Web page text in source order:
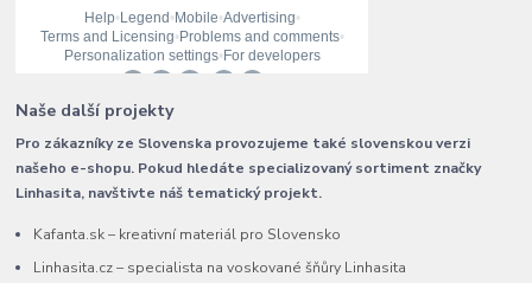
Naše další projekty
Pro zákazníky ze Slovenska provozujeme také slovenskou verzi
našeho e-shopu. Pokud hledáte specializovaný sortiment značky
Linhasita, navštivte náš tematický projekt.
Kafanta.sk – kreativní materiál pro Slovensko
Linhasita.cz – specialista na voskované šňůry Linhasita